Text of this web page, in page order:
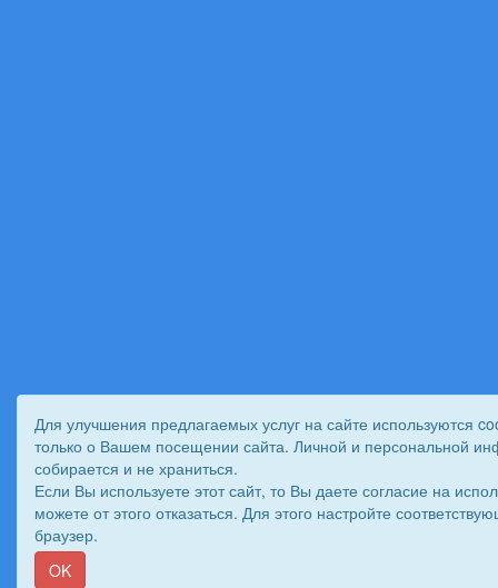
Для улучшения предлагаемых услуг на сайте используются
только о Вашем посещении сайта. Личной и персональной
собирается и не храниться.
Если Вы используете этот сайт, то Вы даете согласие на
можете от этого отказаться. Для этого настройте
браузер.
OK